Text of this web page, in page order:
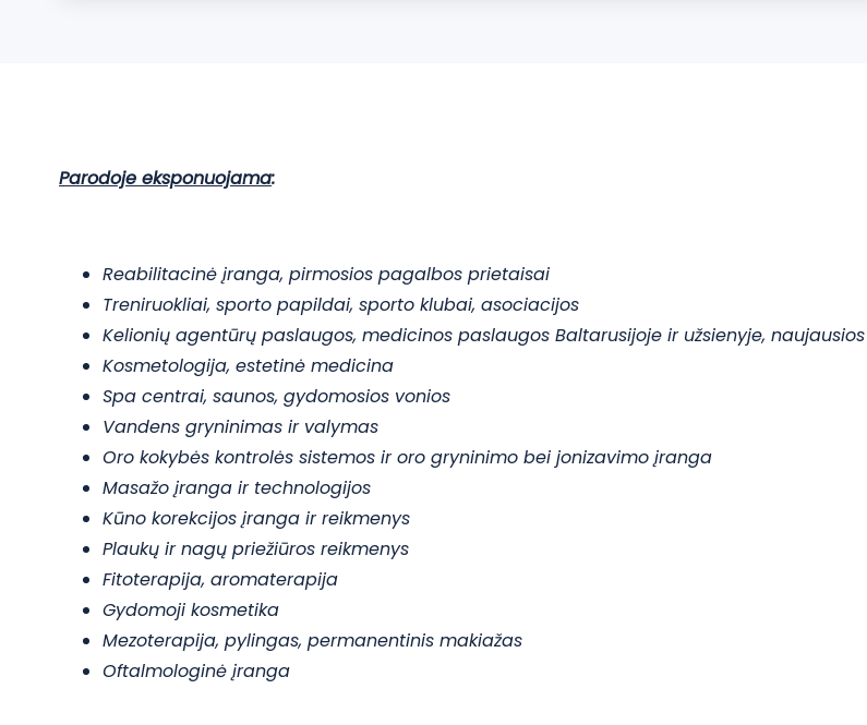
Parodoje eksponuojama:
Reabilitacinė įranga, pirmosios pagalbos prietaisai
Treniruokliai, sporto papildai, sporto klubai, asociacijos
Kelionių agentūrų paslaugos, medicinos paslaugos Baltarusijoje ir užsienyje,
Kosmetologija, estetinė medicina
Spa centrai, saunos, gydomosios vonios
Vandens gryninimas ir valymas
Oro kokybės kontrolės sistemos ir oro gryninimo bei jonizavimo įranga
Masažo įranga ir technologijos
Kūno korekcijos įranga ir reikmenys
Plaukų ir nagų priežiūros reikmenys
Fitoterapija, aromaterapija
Gydomoji kosmetika
Mezoterapija, pylingas, permanentinis makiažas
Oftalmologinė įranga